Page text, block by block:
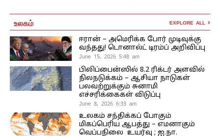
உலகம் EXPLORE ALL
ஈரான் – அமெரிக்க போர் முடிவுக்கு
வந்தது! டொனால்ட் டிரம்ப் அறிவிப்பு
June 15, 2026 5:48 am
பிலிப்பைன்ஸில் 8.2 ரிக்டர் அளவில்
நிலநடுக்கம் – ஆசியா நாடுகள்
பலவற்றுக்கும் சுனாமி
எச்சரிக்கைகள் விடுப்பு
June 8, 2026 6:33 am
உலகம் சந்திக்கப் போகும்
மிகப்பெரிய ஆபத்து – எமனாகும்
வெப்பநிலை உயர்வு ; ஐ.நா.